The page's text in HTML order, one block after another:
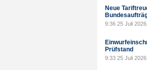
Neue
9:36 25 Juli 2026
Prüfstand
9:33 25 Juli 2026